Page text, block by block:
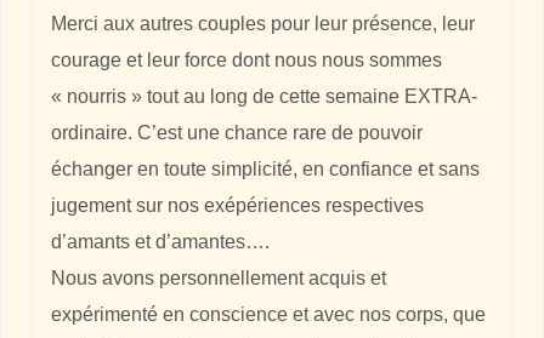
Merci aux autres couples pour leur présence, leur
courage et leur force dont nous nous sommes
« nourris » tout au long de cette semaine EXTRA-
ordinaire. C’est une chance rare de pouvoir
échanger en toute simplicité, en confiance et sans
jugement sur nos exépériences respectives
d’amants et d’amantes….
Nous avons personnellement acquis et
expérimenté en conscience et avec nos corps, que